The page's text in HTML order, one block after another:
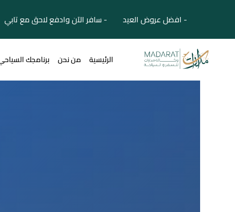
- افضل عروض العيد - سافر الآن وادفع لاحق مع
الرئيسية من نحن برنامجك